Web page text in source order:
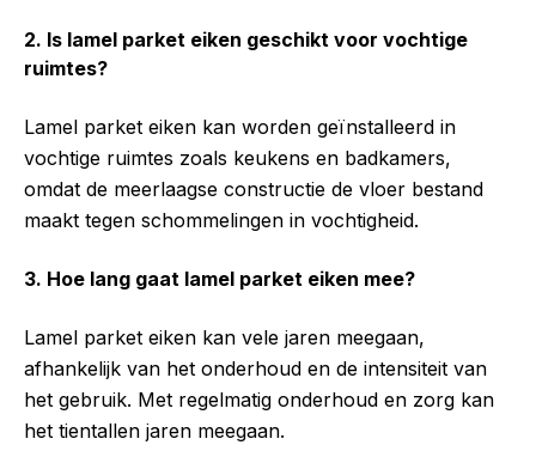
2. Is lamel parket eiken geschikt voor vochtige
ruimtes?
Lamel parket eiken kan worden geïnstalleerd in
vochtige ruimtes zoals keukens en badkamers,
omdat de meerlaagse constructie de vloer bestand
maakt tegen schommelingen in vochtigheid.
3. Hoe lang gaat lamel parket eiken mee?
Lamel parket eiken kan vele jaren meegaan,
afhankelijk van het onderhoud en de intensiteit van
het gebruik. Met regelmatig onderhoud en zorg kan
het tientallen jaren meegaan.